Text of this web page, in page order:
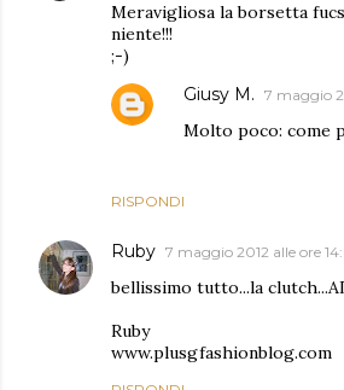
Meravigliosa la borsetta
niente!!!
;-)
RISPONDI
Giusy M. 7 maggio
Molto poco: come
Ruby 7 maggio 2012 alle ore
bellissimo tutto...la
Ruby
www.plusgfashionblog.com